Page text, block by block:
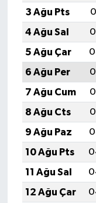
3 Ağu Pts
4 Ağu Sal
5 Ağu Çar
6 Ağu Per
7 Ağu Cum
8 Ağu Cts
9 Ağu Paz
10 Ağu Pts
11 Ağu Sal
12 Ağu Çar